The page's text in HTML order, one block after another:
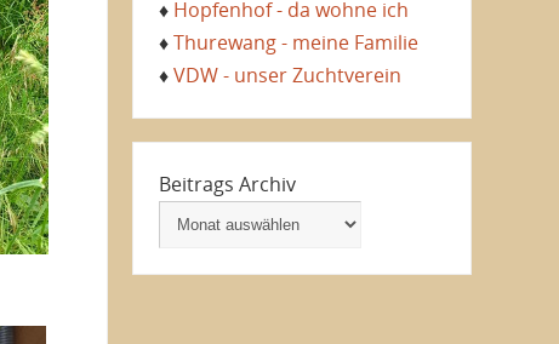
♦ Hopfenhof - da wohne ich
♦Thurewang - meine Familie
♦VDW - unser Zuchtverein
Beitrags Archiv